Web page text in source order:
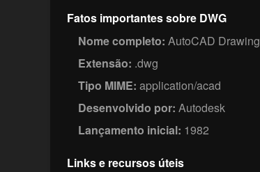
Fatos importantes sobre DWG
Nome completo: AutoCAD Drawing
Extensão: .dwg
Tipo MIME: application/acad
Desenvolvido por: Autodesk
Lançamento inicial: 1982
Links e recursos úteis